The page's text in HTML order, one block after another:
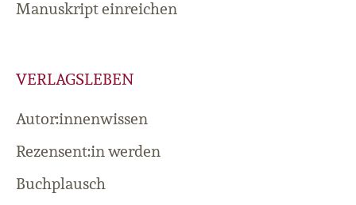
Manuskript einreichen
VERLAGSLEBEN
Autor:innenwissen
Rezensent:in werden
Buchplausch